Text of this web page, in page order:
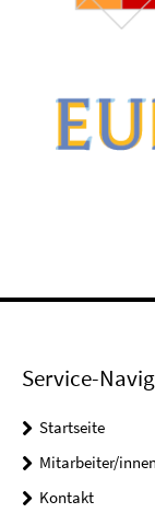
Service-
Startseite
Mitarbeiter/innen
Kontakt